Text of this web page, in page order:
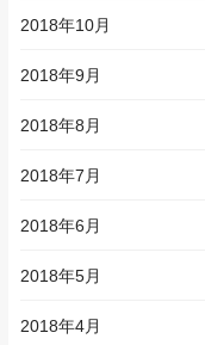
2018年10月
2018年9月
2018年8月
2018年7月
2018年6月
2018年5月
2018年4月